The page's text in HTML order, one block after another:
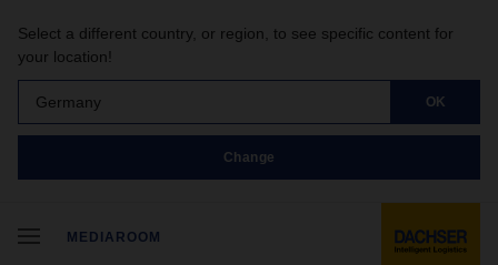
Select a different country, or region, to see specific content for
your location!
Germany OK
Change
MEDIAROOM